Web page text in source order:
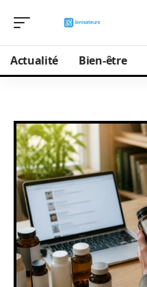
Actualité Bien-être